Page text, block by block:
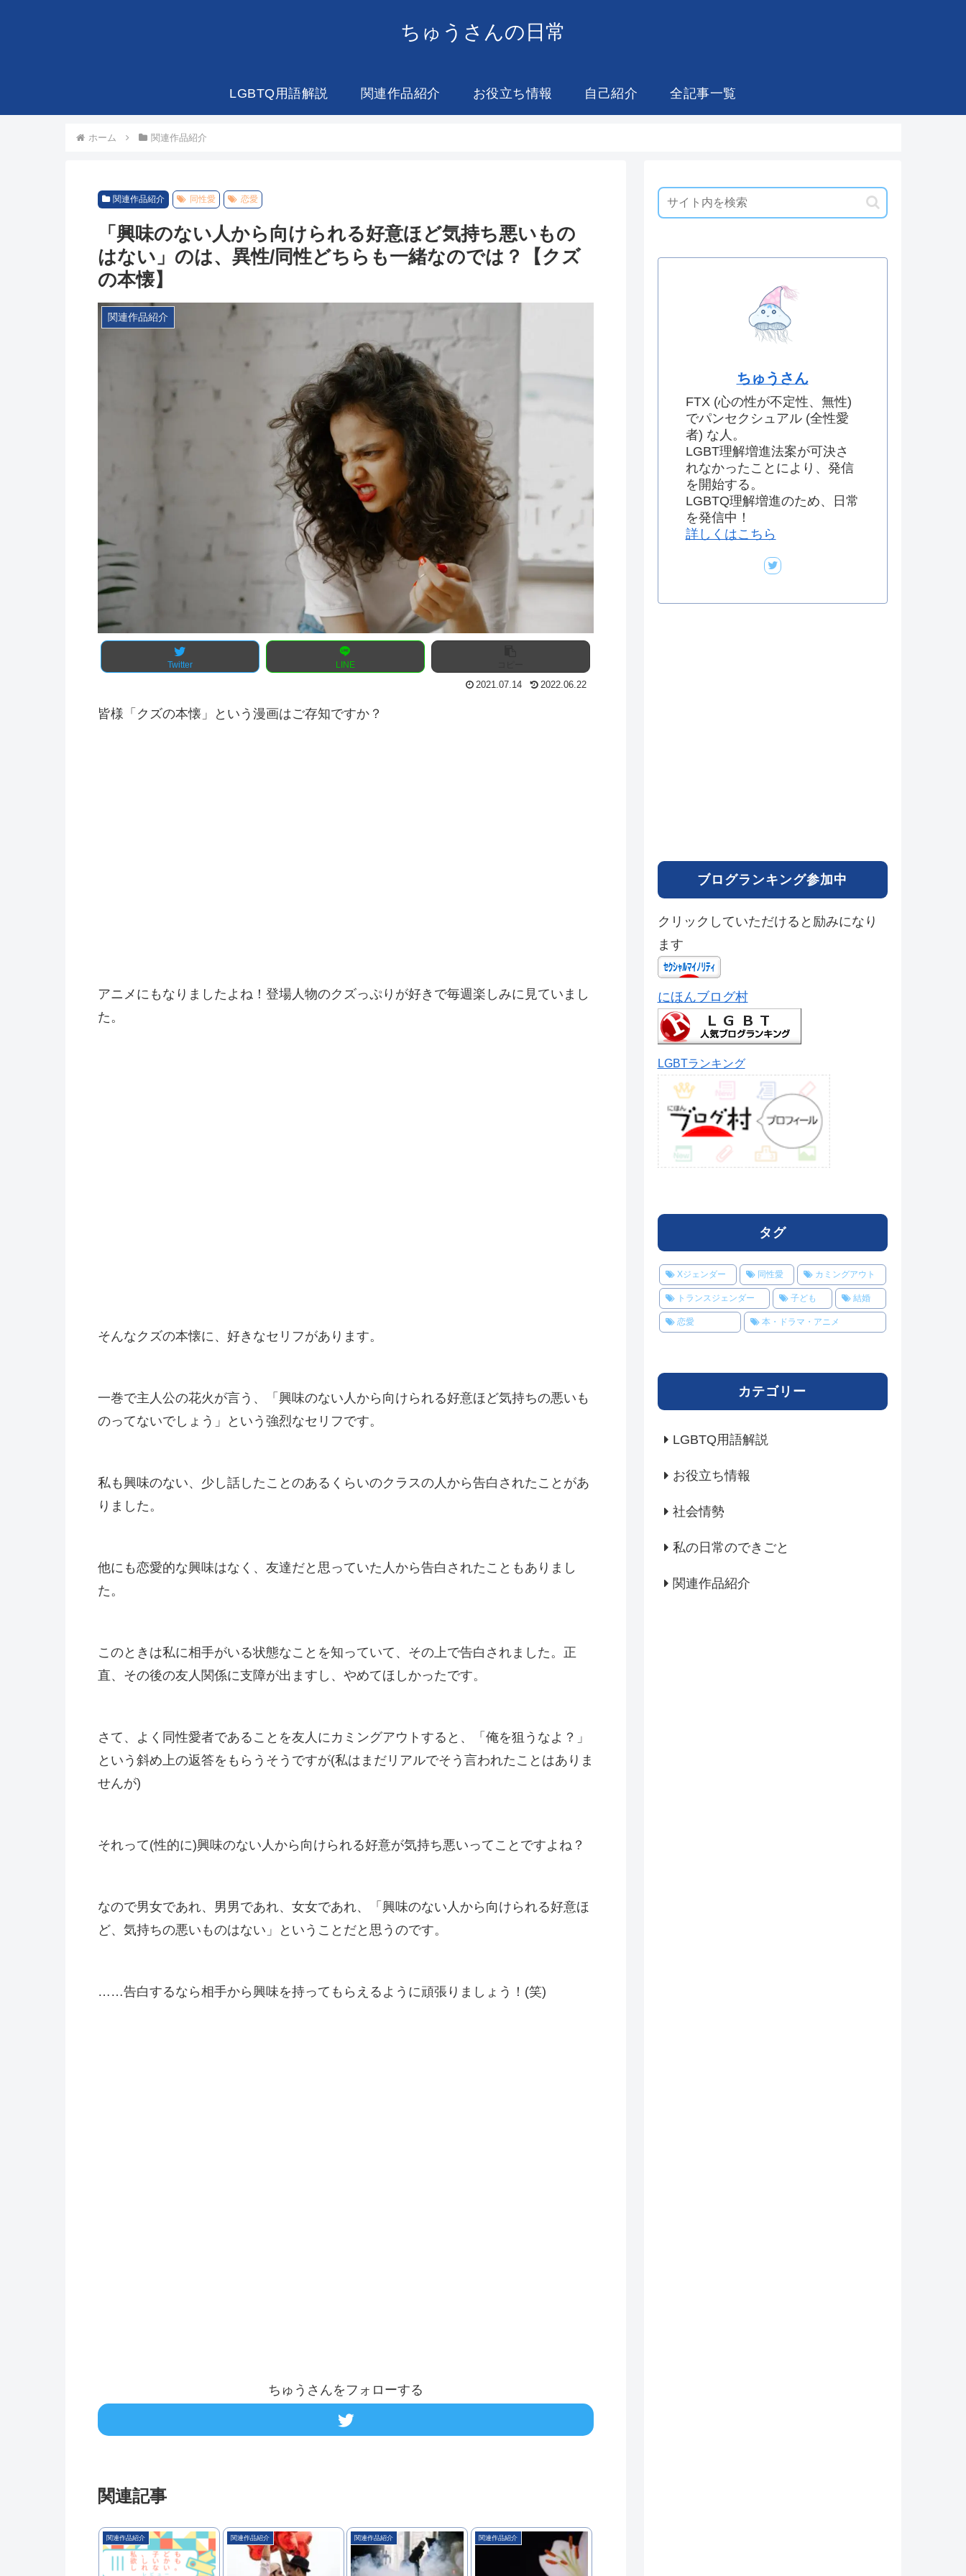
ちゅうさんの日常
LGBTQ用語解説 関連作品紹介 お役立ち情報 自己紹介 全記事一覧
ホーム 関連作品紹介
関連作品紹介 同性愛 恋愛
「興味のない人から向けられる好意ほど気持ち悪いもの
はない」のは、異性/同性どちらも一緒なのでは？【クズ
の本懐】
関連作品紹介
Twitter LINE
2021.07.14 2022.06.22
皆様「クズの本懐」という漫画はご存知ですか？
アニメにもなりましたよね！登場人物のクズっぷりが好きで毎週楽しみに見ていまし
た。
そんなクズの本懐に、好きなセリフがあります。
一巻で主人公の花火が言う、「興味のない人から向けられる好意ほど気持ちの悪いも
のってないでしょう」という強烈なセリフです。
私も興味のない、少し話したことのあるくらいのクラスの人から告白されたことがあ
りました。
他にも恋愛的な興味はなく、友達だと思っていた人から告白されたこともありまし
た。
このときは私に相手がいる状態なことを知っていて、その上で告白されました。正
直、その後の友人関係に支障が出ますし、やめてほしかったです。
さて、よく同性愛者であることを友人にカミングアウトすると、「俺を狙うなよ？」
という斜め上の返答をもらうそうですが(私はまだリアルでそう言われたことはありま
せんが)
それって(性的に)興味のない人から向けられる好意が気持ち悪いってことですよね？
なので男女であれ、男男であれ、女女であれ、「興味のない人から向けられる好意ほ
ど、気持ちの悪いものはない」ということだと思うのです。
……告白するなら相手から興味を持ってもらえるように頑張りましょう！(笑)
ちゅうさんをフォローする
関連記事
関連作品紹介 関連作品紹介 関連作品紹介 関連作品紹介
ちゅうさん
FTX (心の性が不定性、無性)
でパンセクシュアル (全性愛
者) な人。
LGBT理解増進法案が可決さ
れなかったことにより、発信
を開始する。
LGBTQ理解増進のため、日常
を発信中！
詳しくはこちら
ブログランキング参加中
クリックしていただけると励みになり
ます
にほんブログ村
LGBTランキング
タグ
Xジェンダー 同性愛 カミングアウト
トランスジェンダー 子ども 結婚
恋愛 本・ドラマ・アニメ
カテゴリー
LGBTQ用語解説
お役立ち情報
社会情勢
私の日常のできごと
関連作品紹介